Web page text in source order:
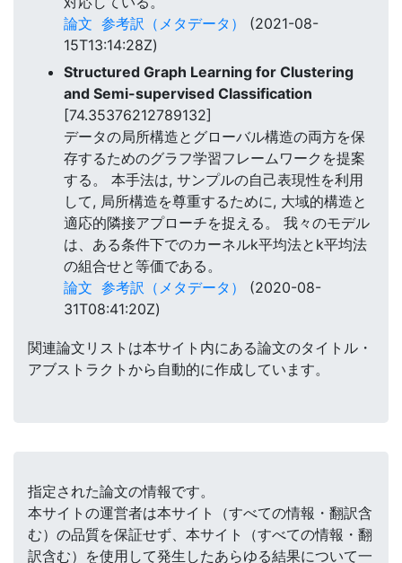
論文 参考訳（メタデータ）
(2021-08-
15T13:14:28Z)
Structured Graph Learning for Clustering
and Semi-supervised Classification
[74.35376212789132]
データの局所構造とグローバル構造の両方を保
存するためのグラフ学習フレームワークを提案
する。 本手法は, サンプルの自己表現性を利用
して, 局所構造を尊重するために, 大域的構造と
適応的隣接アプローチを捉える。 我々のモデル
は、ある条件下でのカーネルk平均法とk平均法
の組合せと等価である。
論文 参考訳（メタデータ）
(2020-08-
31T08:41:20Z)
関連論文リストは本サイト内にある論文のタイトル・
アブストラクトから自動的に作成しています。
指定された論文の情報です。
本サイトの運営者は本サイト（すべての情報・翻訳含
む）の品質を保証せず、本サイト（すべての情報・翻
訳含む）を使用して発生したあらゆる結果について一